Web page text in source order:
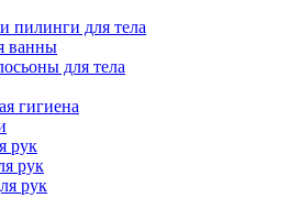
пилинги для тела
ванны
для тела
гигиена
рук
рук
рук